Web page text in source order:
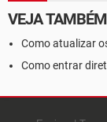
VEJA TAMBÉM
Como atualizar
Como entrar